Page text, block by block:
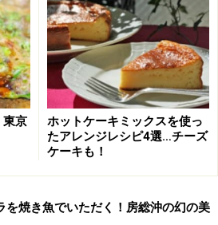
東京
ホットケーキミックスを使っ
たアレンジレシピ4選…チーズ
ケーキも！
を焼き魚でいただく！房総沖の幻の美